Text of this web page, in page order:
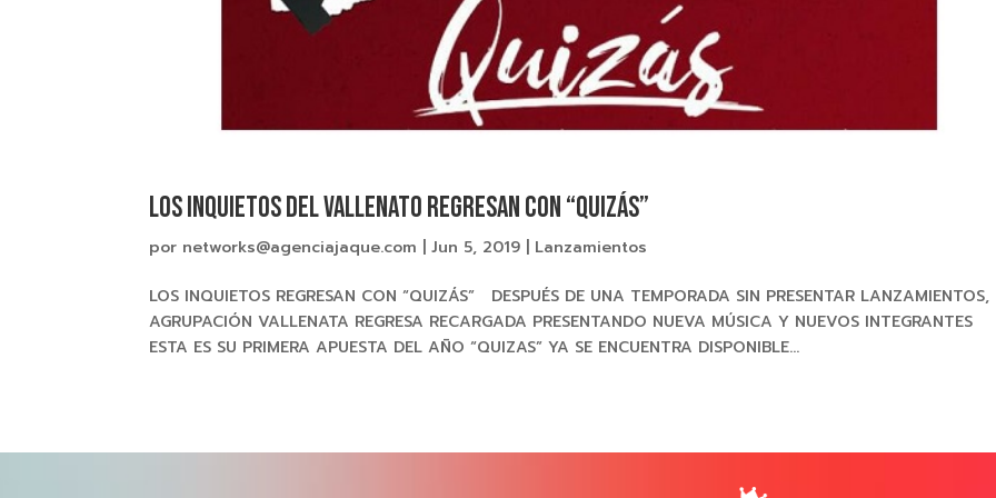
LOS INQUIETOS DEL VALLENATO REGRESAN CON “QUIZÁS”
por networks@agenciajaque.com |Jun 5, 2019 Lanzamientos
LOS INQUIETOS REGRESAN CON “QUIZÁS” DESPUÉS DE UNA TEMPORADA SIN PRESENTAR
AGRUPACIÓN VALLENATA REGRESA RECARGADA PRESENTANDO NUEVA MÚSICA Y NUEVOS INTEGRANTES
ESTA ES SU PRIMERA APUESTA DEL AÑO “QUIZAS” YA SE ENCUENTRA DISPONIBLE...